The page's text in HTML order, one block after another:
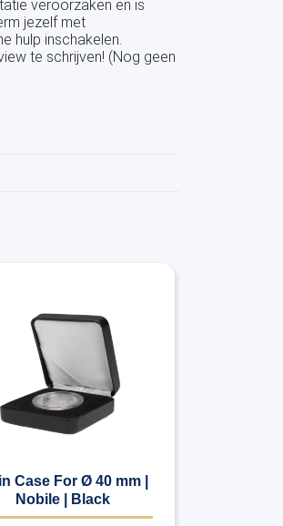
veroorzaken en is
jezelf met
hulp inschakelen.
te schrijven! (Nog geen
Case For Ø 40 mm |
Nobile | Black